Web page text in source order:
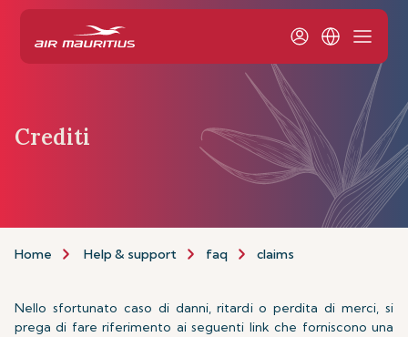
Crediti
Home Help & support faq claims
Nello sfortunato caso di danni, ritardi o perdita di merci, si
prega di fare riferimento ai seguenti link che forniscono una